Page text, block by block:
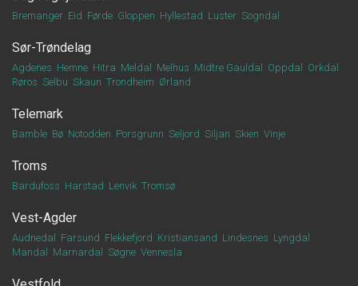
Bremanger Eid Førde Gloppen Hyllestad Luster Sogndal
Sør-Trøndelag
Agdenes Hemne Hitra Meldal Melhus Midtre Gauldal Oppdal
Orkdal
Røros Selbu Skaun Trondheim Ørland
Telemark
Bamble Bø Notodden Porsgrunn Seljord Siljan Skien Vinje
Troms
Bardufoss Harstad Lenvik Tromsø
Vest-Agder
Audnedal Farsund Flekkefjord Kristiansand Lindesnes Lyngdal
Mandal
Marnardal Søgne Vennesla